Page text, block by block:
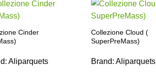
Cinder
Aliparquets
Collezione Cloud (
SuperPreMass)
Brand: Aliparquets